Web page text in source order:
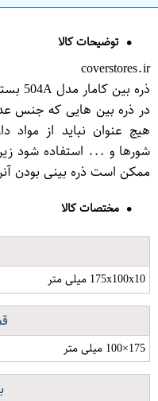
توضیحات کالا
coverstores.ir
ذره بین کامار مدل 504A بسته 6 عددی
در ذره بین هایی که جنس
هیچ عنوان نباید از مواد
شورها و ... استفاده شود
ممکن است ذره بینی بودن
مختصات کالا
175x100x10 میلی متر
175×100 میلی متر